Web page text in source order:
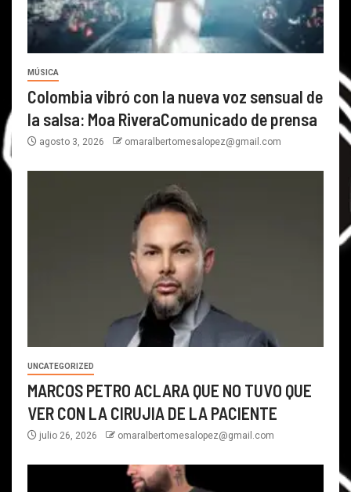
MÚSICA
Colombia vibró con la nueva voz sensual de
la salsa: Moa RiveraComunicado de prensa
agosto 3, 2026 omaralbertomesalopez@gmail.com
UNCATEGORIZED
MARCOS PETRO ACLARA QUE NO TUVO QUE
VER CON LA CIRUJIA DE LA PACIENTE
julio 26, 2026 omaralbertomesalopez@gmail.com